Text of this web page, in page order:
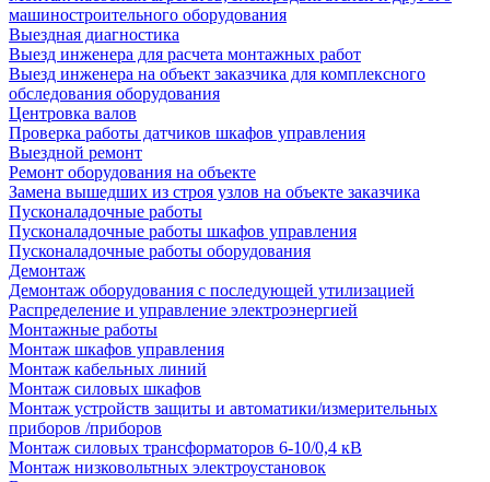
машиностроительного оборудования
Выездная диагностика
Выезд инженера для расчета монтажных работ
Выезд инженера на объект заказчика для комплексного
обследования оборудования
Центровка валов
Проверка работы датчиков шкафов управления
Выездной ремонт
Ремонт оборудования на объекте
Замена вышедших из строя узлов на объекте заказчика
Пусконаладочные работы
Пусконаладочные работы шкафов управления
Пусконаладочные работы оборудования
Демонтаж
Демонтаж оборудования с последующей утилизацией
Распределение и управление электроэнергией
Монтажные работы
Монтаж шкафов управления
Монтаж кабельных линий
Монтаж силовых шкафов
Монтаж устройств защиты и автоматики/измерительных
приборов /приборов
Монтаж силовых трансформаторов 6-10/0,4 кВ
Монтаж низковольтных электроустановок